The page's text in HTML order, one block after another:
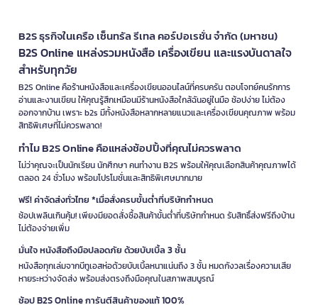
B2S ธุรกิจในเครือ เซ็นทรัล รีเทล คอร์ปอเรชั่น จำกัด (มหาชน)
B2S Online แหล่งรวมหนังสือ เครื่องเขียน และแรงบันดาลใจ
สำหรับทุกวัย
B2S Online คือร้านหนังสือและเครื่องเขียนออนไลน์ที่ครบครัน ตอบโจทย์คนรักการ
อ่านและงานเขียน ให้คุณรู้สึกเหมือนมีร้านหนังสือใกล้ฉันอยู่ในมือ ช้อปง่าย ไม่ต้อง
ออกจากบ้าน เพราะ b2s มีทั้งหนังสือหลากหลายแนวและเครื่องเขียนคุณภาพ พร้อม
สิทธิพิเศษที่ไม่ควรพลาด!
ทำไม B2S Online คือแหล่งช้อปปิ้งที่คุณไม่ควรพลาด
ไม่ว่าคุณจะเป็นนักเรียน นักศึกษา คนทำงาน B2S พร้อมให้คุณเลือกสินค้าคุณภาพได้
ตลอด 24 ชั่วโมง พร้อมโปรโมชั่นและสิทธิพิเศษมากมาย
ฟรี! ค่าจัดส่งทั่วไทย *เมื่อสั่งครบขั้นต่ำที่บริษัทกำหนด
ช้อปเพลินเกินคุ้ม! เพียงมียอดสั่งซื้อสินค้าขั้นต่ำที่บริษัทกำหนด รับสิทธิ์ส่งฟรีถึงบ้าน
ไม่ต้องจ่ายเพิ่ม
มั่นใจ หนังสือถึงมือปลอดภัย ด้วยบับเบิ้ล 3 ชั้น
หนังสือทุกเล่มจากบีทูเอสห่อด้วยบับเบิ้ลหนาแน่นถึง 3 ชั้น หมดกังวลเรื่องความเสีย
หายระหว่างจัดส่ง พร้อมส่งตรงถึงมือคุณในสภาพสมบูรณ์
ช้อป B2S Online การันตีสินค้าของแท้ 100%